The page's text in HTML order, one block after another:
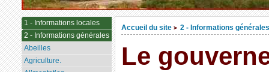
Accueil du site > 2 - Informations générales
Le
1 - Informations locales
2 - Informations générales
Abeilles
Agriculture.